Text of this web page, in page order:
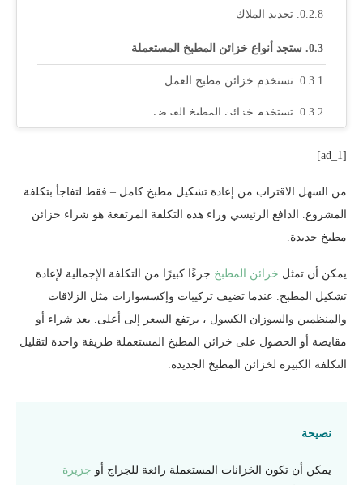
تجديد الملاك
ستجد أنواع خزائن المطبخ المستعملة
تستخدم خزائن مطبخ العمل
تستخدم خزائن المطبخ العرض
نصيحة
خزائن عرض مستعملة
حالة خزائن المطبخ المستعملة
خزائن عرض مستعملة
[ad_1]
من السهل الاقتراب من إعادة تشكيل مطبخ كامل – فقط لتفاجأ بتكلفة
المشروع. الدافع الرئيسي وراء هذه التكلفة المرتفعة هو شراء خزائن
مطبخ جديدة.
يمكن أن تمثل خزائن المطبخ جزءًا كبيرًا من التكلفة الإجمالية لإعادة
تشكيل المطبخ. عندما تضيف تركيبات وإكسسوارات مثل الزلاقات
والمنظمين والسوزان الكسول ، يرتفع السعر إلى أعلى. يعد شراء أو
مقايضة أو الحصول على خزائن المطبخ المستعملة طريقة واحدة لتقليل
التكلفة الكبيرة لخزائن المطبخ الجديدة.
نصيحة
يمكن أن تكون الخزانات المستعملة رائعة للجراج أو جزيرة